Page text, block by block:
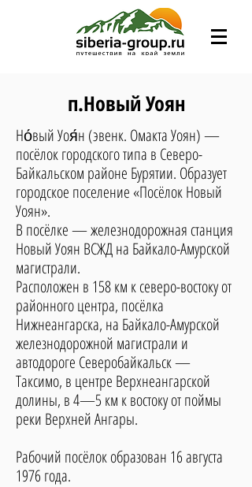
п.Новый Уоян
Но́вый Уоя́н (эвенк. Омакта Уоян) —
посёлок городского типа в Северо-
Байкальском районе Бурятии. Образует
городское поселение «Посёлок Новый
Уоян».
В посёлке — железнодорожная станция
Новый Уоян ВСЖД на Байкало-Амурской
магистрали.
Расположен в 158 км к северо-востоку от
районного центра, посёлка
Нижнеангарска, на Байкало-Амурской
железнодорожной магистрали и
автодороге Северобайкальск —
Таксимо, в центре Верхнеангарской
долины, в 4—5 км к востоку от поймы
реки Верхней Ангары.
Рабочий посёлок образован 16 августа
1976 года.